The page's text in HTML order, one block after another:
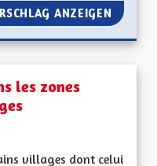
ANZEIGEN
les zones
villages dont celui